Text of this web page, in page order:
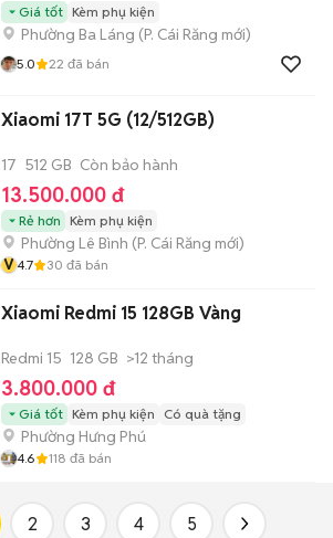
Giá tốt Kèm phụ kiện
Phường Ba Láng (P. Cái Răng mới)
5.0 22 đã bán
Xiaomi 17T 5G (12/512GB)
17 512 GB Còn bảo hành
13.500.000 đ
Rẻ hơn Kèm phụ kiện
Phường Lê Bình (P. Cái Răng mới)
V4.7 30 đã bán
Xiaomi Redmi 15 128GB Vàng
Redmi 15 128 GB >12 tháng
3.800.000 đ
Giá tốt Kèm phụ kiện Có quà tặng
Phường Hưng Phú
4.6 118 đã bán
2 3 4 5